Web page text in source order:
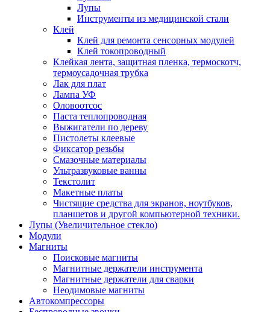
Лупы
Инструменты из медицинской стали
Клей
Клей для ремонта сенсорных модулей
Клей токопроводный
Клейкая лента, защитная пленка, термоскотч,
термоусадочная трубка
Лак для плат
Лампа УФ
Оловоотсос
Паста теплопроводная
Выжигатели по дереву
Пистолеты клеевые
Фиксатор резьбы
Смазочные материалы
Ультразвуковые ванны
Текстолит
Макетные платы
Чистящие средства для экранов, ноутбуков,
планшетов и другой компьютерной техники.
Лупы (Увеличительное стекло)
Модули
Магниты
Поисковые магниты
Магнитные держатели инструмента
Магнитные держатели для сварки
Неодимовые магниты
Автокомпрессоры